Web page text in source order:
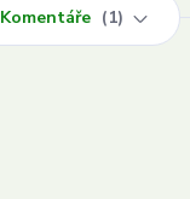
Komentáře 1